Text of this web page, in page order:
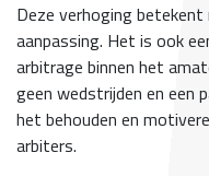
Deze verhoging betekent
aanpassing. Het is ook
arbitrage binnen het
geen wedstrijden en een
het behouden en
arbiters.